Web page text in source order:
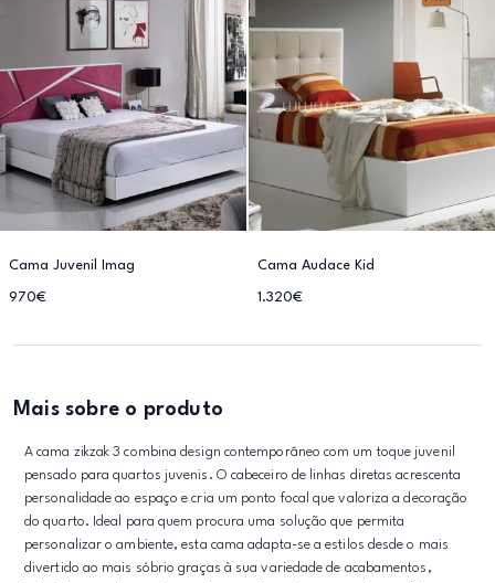
Cama Juvenil Imag
970€
Cama Audace Kid
1.320€
Mais sobre o produto
A cama zikzak 3 combina design contemporâneo com um toque juvenil
pensado para quartos juvenis. O cabeceiro de linhas diretas acrescenta
personalidade ao espaço e cria um ponto focal que valoriza a decoração
do quarto. Ideal para quem procura uma solução que permita
personalizar o ambiente, esta cama adapta-se a estilos desde o mais
divertido ao mais sóbrio graças à sua variedade de acabamentos,